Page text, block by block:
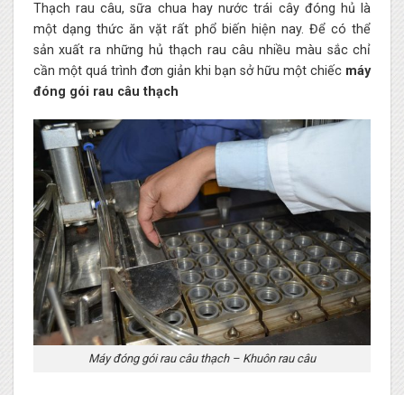
Thạch rau câu, sữa chua hay nước trái cây đóng hủ là
một dạng thức ăn vặt rất phổ biến hiện nay. Để có thể
sản xuất ra những hủ thạch rau câu nhiều màu sắc chỉ
cần một quá trình đơn giản khi bạn sở hữu một chiếc máy
đóng gói rau câu thạch
Máy đóng gói rau câu thạch – Khuôn rau câu